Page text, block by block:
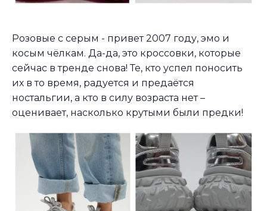
Розовые с серым - привет 2007 году, эмо и
косым чёлкам. Да-да, это кроссовки, которые
сейчас в тренде снова! Те, кто успел поносить
их в то время, радуется и предаётся
ностальгии, а кто в силу возраста нет –
оценивает, насколько крутыми были предки!